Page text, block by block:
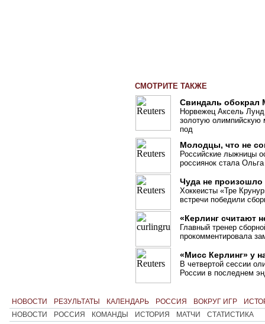
СМОТРИТЕ ТАКЖЕ
Свиндаль обокрал
Норвежец Аксель
золотую олимпийскую
под
Молодцы, что не
Российские лыжницы
россиянок стала
Чуда не произошло
Хоккеисты «Тре
встречи победили
«Керлинг считают
Главный тренер
прокомментировала
«Мисс Керлинг» у
В четвертой сессии
России в последнем
НОВОСТИ РЕЗУЛЬТАТЫ КАЛЕНДАРЬ РОССИЯ ВОКРУГ ИГР
НОВОСТИ
РОССИЯ КОМАНДЫ ИСТОРИЯ МАТЧИ СТАТИСТИКА